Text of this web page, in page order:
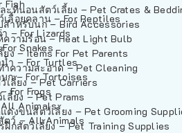
ที่นอนสัตว์เลี้ยง – Pet Crates &
สำหรับนก – Bird Accessories
ความร้อน – Heat Light Bulb
ง – Items For Pet Parents
ความสะอาด – Pet Cleaning
เลี้ยง – Pet Carriers
ลี้ยง – Pet Prams
งขนสัตว์เลี้ยง – Pet Grooming
กสัตว์เลี้ยง – Pet Training Supplies
Fish
ลื้อยคลาน – For Reptiles
– For Lizards
Snakes
ำ – For Turtles
ก – For Tortoises
For Frogs
Animals
ตว์ – All Animals